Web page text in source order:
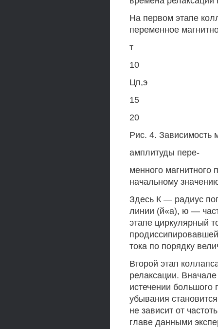
На первом этапе
переменное
т
10
Цп,э
15
20
Рис. 4. Зависимость
амплитуды пере-
менного магнитного
начальному
Здесь К — радиус
линии (й«а), ю —
этапе циркулярный
тока по порядку
Второй этап
релаксации.
истечении большого
убывания
не зависит от
главе данными